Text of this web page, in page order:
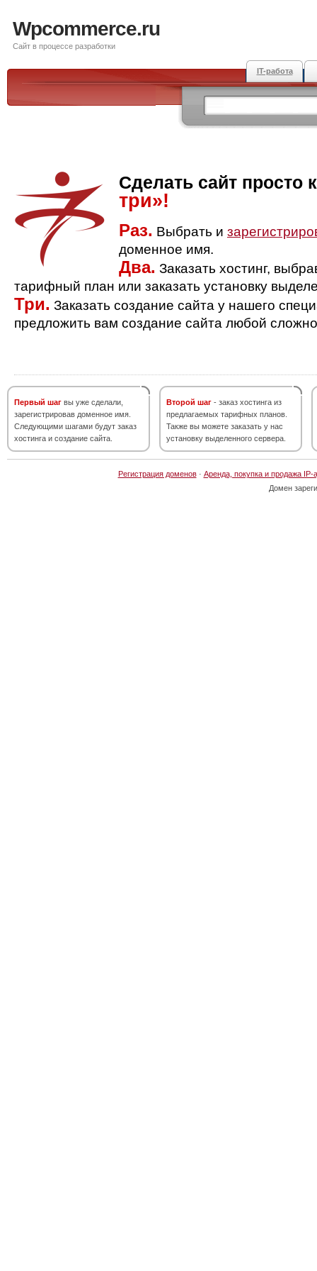
Wpcommerce.ru
Сайт в процессе разработки
IT-работа
Сделать сайт просто
три»!
Раз. Выбрать и
доменное имя.
Два. Заказать хостинг,
тарифный план или заказать установку
Три. Заказать создание сайта у нашего
предложить вам создание сайта любой
Первый шаг вы уже сделали,
зарегистрировав доменное имя.
Следующими шагами будут заказ
хостинга и создание сайта.
Второй шаг - заказ хостинга из
предлагаемых тарифных планов.
Также вы можете заказать у нас
установку выделенного сервера.
Регистрация доменов· Аренда, покупка и продажа IP-
Домен